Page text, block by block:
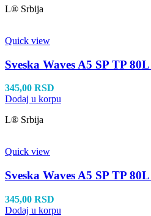
L® Srbija
Quick view
Sveska Waves A5 SP TP
345,00 RSD
Dodaj u korpu
L® Srbija
Quick view
Sveska Waves A5 SP TP
345,00 RSD
Dodaj u korpu